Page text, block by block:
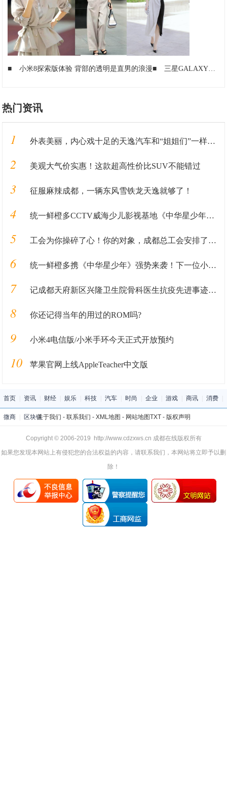
■ 小米8探索版体验 背部的透明是直男的浪漫■ 三星GALAXYNote4测试平台曝光规格
热门资讯
1 外表美丽，内心戏十足的天逸汽车和“姐姐们”一样，靠实力圈粉
2 美观大气价实惠！这款超高性价比SUV不能错过
3 征服麻辣成都，一辆东风雪铁龙天逸就够了！
4 统一鲜橙多CCTV威海少儿影视基地《中华星少年》火热报名中
5 工会为你操碎了心！你的对象，成都总工会安排了！！！
6 统一鲜橙多携《中华星少年》强势来袭！下一位小明星就是你！
7 记成都天府新区兴隆卫生院骨科医生抗疫先进事迹—刘浩
8 你还记得当年的用过的ROM吗?
9 小米4电信版/小米手环今天正式开放预约
10 苹果官网上线AppleTeacher中文版
首页 资讯 财经 娱乐 科技 汽车 时尚 企业 游戏 商讯 消费
微商 区块链关于我们 - 联系我们 - XML地图 - 网站地图TXT- 版权声明
Copyright © 2006-2019 http://www.cdzxws.cn 成都在线版权所有
如果您发现本网站上有侵犯您的合法权益的内容，请联系我们，本网站将立即予以删
除！